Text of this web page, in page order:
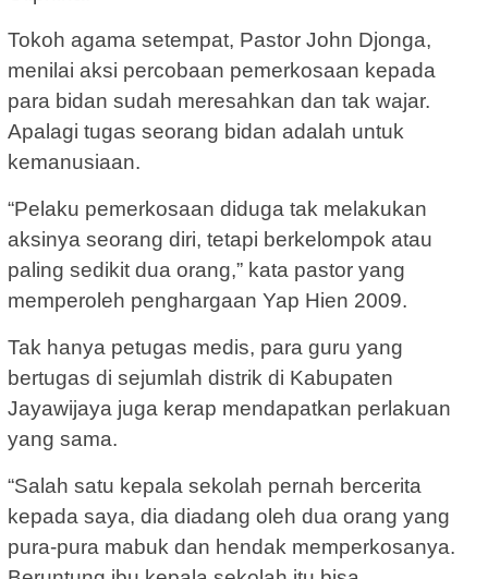
Tokoh agama setempat, Pastor John Djonga,
menilai aksi percobaan pemerkosaan kepada
para bidan sudah meresahkan dan tak wajar.
Apalagi tugas seorang bidan adalah untuk
kemanusiaan.
“Pelaku pemerkosaan diduga tak melakukan
aksinya seorang diri, tetapi berkelompok atau
paling sedikit dua orang,” kata pastor yang
memperoleh penghargaan Yap Hien 2009.
Tak hanya petugas medis, para guru yang
bertugas di sejumlah distrik di Kabupaten
Jayawijaya juga kerap mendapatkan perlakuan
yang sama.
“Salah satu kepala sekolah pernah bercerita
kepada saya, dia diadang oleh dua orang yang
pura-pura mabuk dan hendak memperkosanya.